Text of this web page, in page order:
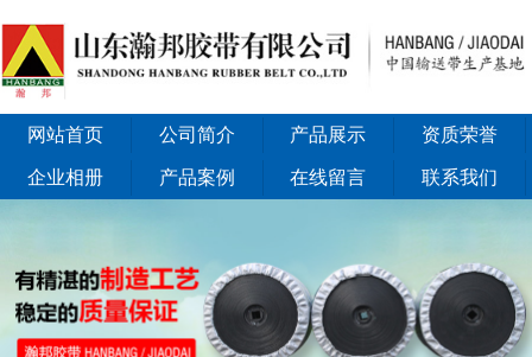
网站首页 公司简介 产品展示 资质荣誉
企业相册 产品案例 在线留言 联系我们